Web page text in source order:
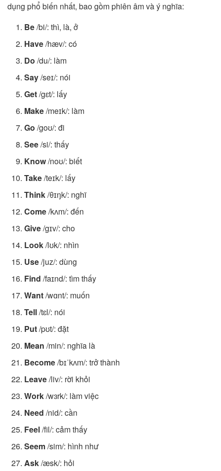
dụng phổ biến nhất, bao gồm phiên âm và ý nghĩa:
Be/bi/: thì, là, ở
Have/hæv/: có
Do /du/: làm
Say/seɪ/: nói
Get/gɛt/: lấy
Make/meɪk/: làm
Go /goʊ/: đi
See/si/: thấy
Know/noʊ/: biết
Take/teɪk/: lấy
Think/θɪŋk/: nghĩ
Come/kʌm/: đến
Give/gɪv/: cho
Look/lʊk/: nhìn
Use/juz/: dùng
Find /faɪnd/: tìm thấy
Want/wɑnt/: muốn
Tell/tɛl/: nói
Put/pʊt/: đặt
Mean /min/: nghĩa là
Become/bɪˈkʌm/: trở thành
Leave/liv/: rời khỏi
Work/wɜrk/: làm việc
Need /nid/: cần
Feel/fil/: cảm thấy
Seem/sim/: hình như
Ask/æsk/: hỏi